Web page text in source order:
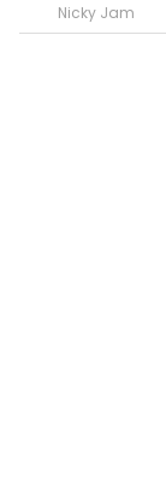
Nicky Jam